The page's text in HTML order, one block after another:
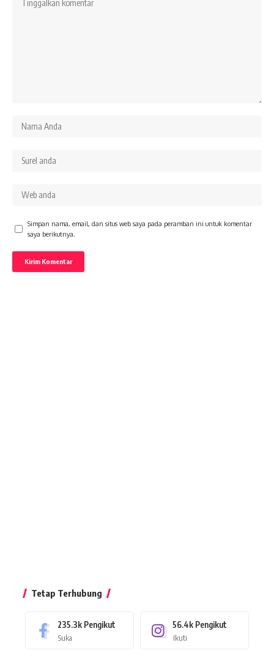
Simpan nama, email, dan situs web saya pada peramban ini untuk komentar
saya berikutnya.
Tetap Terhubung
235.3k Pengikut
Suka
56.4k Pengikut
Ikuti